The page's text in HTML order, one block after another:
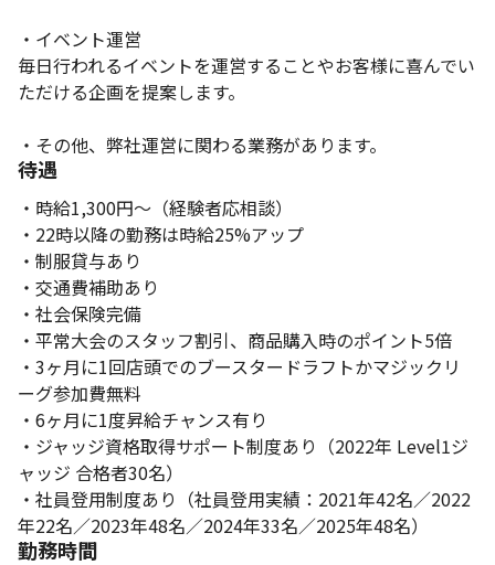
・イベント運営
毎日行われるイベントを運営することやお客様に喜んでい
ただける企画を提案します。
・その他、弊社運営に関わる業務があります。
待遇
・時給1,300円～（経験者応相談）
・22時以降の勤務は時給25%アップ
・制服貸与あり
・交通費補助あり
・社会保険完備
・平常大会のスタッフ割引、商品購入時のポイント5倍
・3ヶ月に1回店頭でのブースタードラフトかマジックリ
ーグ参加費無料
・6ヶ月に1度昇給チャンス有り
・ジャッジ資格取得サポート制度あり（2022年 Level1ジ
ャッジ 合格者30名）
・社員登用制度あり（社員登用実績：2021年42名／2022
年22名／2023年48名／2024年33名／2025年48名）
勤務時間